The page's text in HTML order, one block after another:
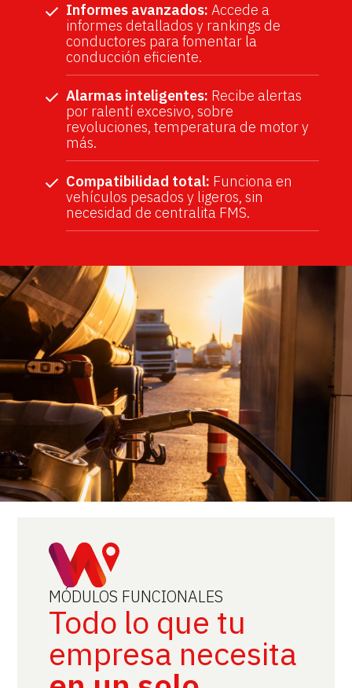
Informes avanzados: Accede a
informes detallados y rankings de
conductores para fomentar la
conducción eficiente.
Alarmas inteligentes: Recibe alertas
por ralentí excesivo, sobre
revoluciones, temperatura de motor y
más.
Compatibilidad total: Funciona en
vehículos pesados y ligeros, sin
necesidad de centralita FMS.
MÓDULOS FUNCIONALES
Todo lo que tu
empresa necesita